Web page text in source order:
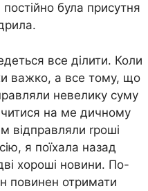
була присутня
все ділити. Коли
важко, а все тому, що
невелику суму
на ме дичному
відправляли rроші
я поїхала назад
хороші новини. По-
повинен отримати